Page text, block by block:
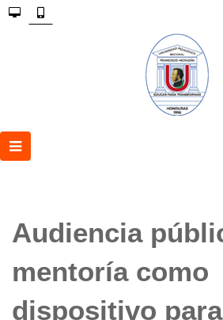
Audiencia
mentoría como
dispositivo